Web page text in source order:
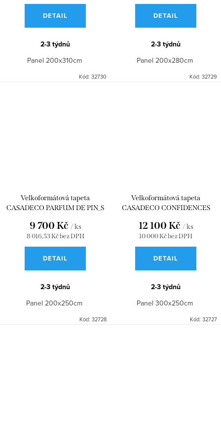
DETAIL
2-3 týdnů
Panel 200x310cm
Kód: 32730
DETAIL
2-3 týdnů
Panel 200x280cm
Kód: 32729
Velkoformátová tapeta
CASADECO PARFUM DE PIN_S
WDWD200029105
8 016,53 Kč bez DPH
9 700 Kč / ks
DETAIL
2-3 týdnů
Panel 200x250cm
Kód: 32728
Velkoformátová tapeta
CASADECO CONFIDENCES
300x250 WDWD200117907
10 000 Kč bez DPH
12 100 Kč / ks
DETAIL
2-3 týdnů
Panel 300x250cm
Kód: 32727